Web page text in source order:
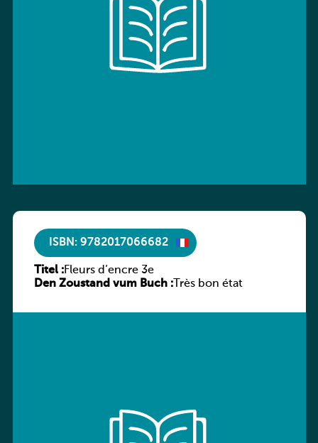
ISBN: 9782017066682
Titel :Fleurs d’encre 3e
Den Zoustand vum Buch :Très bon état